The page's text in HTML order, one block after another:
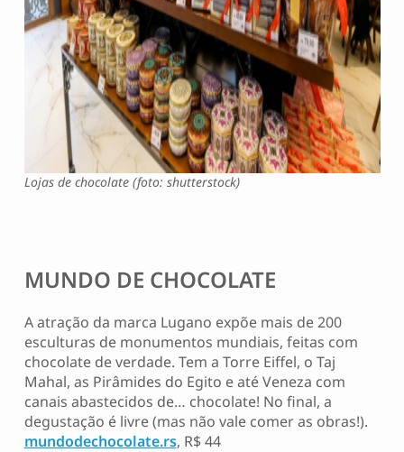
Lojas de chocolate (foto: shutterstock)
MUNDO DE CHOCOLATE
A atração da marca Lugano expõe mais de 200
esculturas de monumentos mundiais, feitas com
chocolate de verdade. Tem a Torre Eiffel, o Taj
Mahal, as Pirâmides do Egito e até Veneza com
canais abastecidos de… chocolate! No final, a
degustação é livre (mas não vale comer as obras!).
mundodechocolate.rs, R$ 44